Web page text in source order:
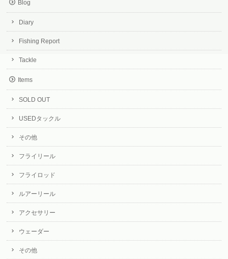
Blog
Diary
Fishing Report
Tackle
Items
SOLD OUT
USEDタックル
その他
フライリール
フライロッド
ルアーリール
アクセサリー
ウェーダー
その他